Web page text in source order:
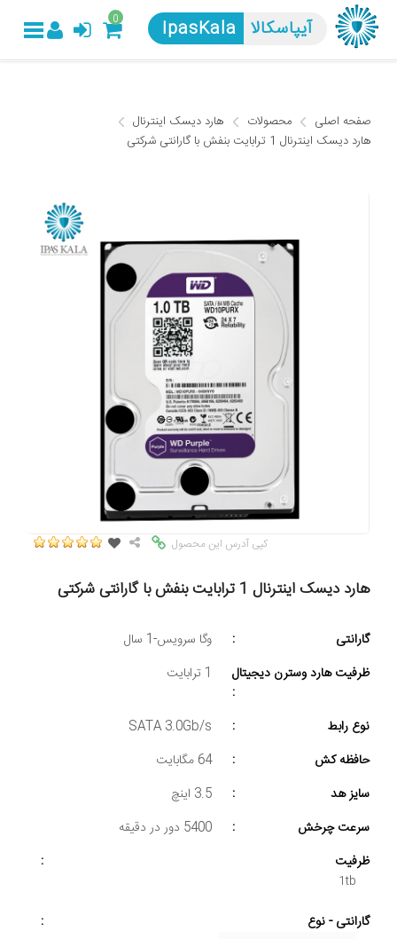
آیپاسکالا IpasKala
0
صفحه اصلی محصولات
هارد دیسک اینترنال
هارد دیسک اینترنال 1 ترابایت بنفش با گارانتی شرکتی
کپی آدرس این محصول
هارد دیسک اینترنال 1 ترابایت بنفش با گارانتی شرکتی
گارانتی :
وگا سرویس-1 سال
ظرفیت هارد وسترن دیجیتال
:
نوع رابط :
حافظه کش
:
64 مگابایت
سایز هد
:
سرعت چرخش
:
ظرفیت
:
1tb
گارانتی - نوع :